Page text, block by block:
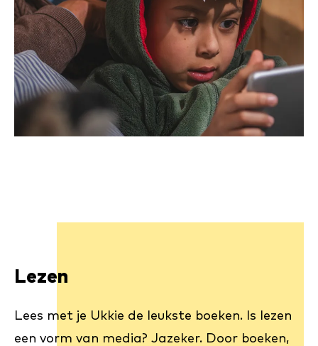
Lezen
Lees met je Ukkie de leukste boeken. Is lezen
een vorm van media? Jazeker. Door boeken,